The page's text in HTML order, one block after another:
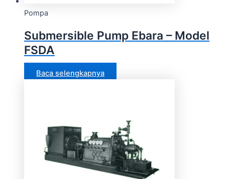
Pompa
Submersible Pump Ebara – Model
FSDA
Baca selengkapnya